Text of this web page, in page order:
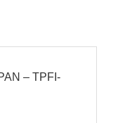
– TPFI-